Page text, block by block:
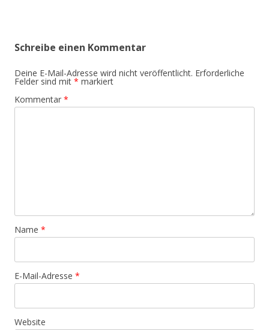
Schreibe einen Kommentar
Deine E-Mail-Adresse wird nicht veröffentlicht. Erforderliche
Felder sind mit * markiert
Kommentar *
Name *
E-Mail-Adresse *
Website